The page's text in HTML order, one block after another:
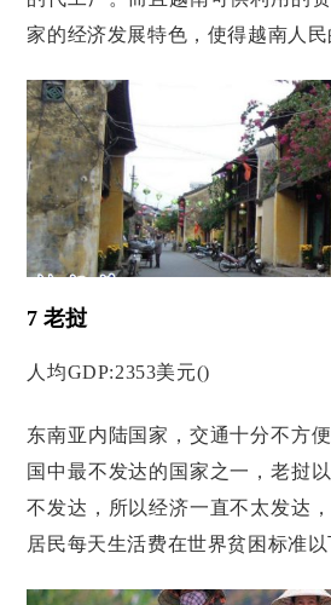
家的经济发展特色，使得越南人民
7 老挝
人均GDP:2353美元()
东南亚内陆国家，交通十分不方
国中最不发达的国家之一，老挝
不发达，所以经济一直不太发达
居民每天生活费在世界贫困标准以